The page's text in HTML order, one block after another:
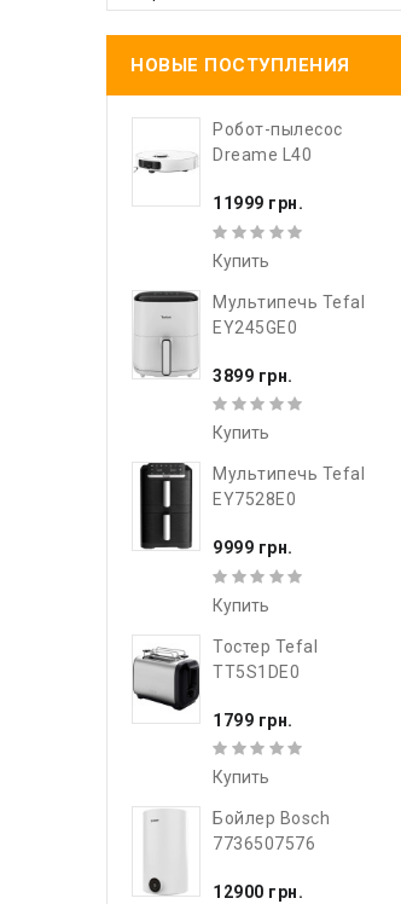
НОВЫЕ ПОСТУПЛЕНИЯ
Робот-пылесос
Dreame L40
11999 грн.
Купить
Мультипечь Tefal
EY245GE0
3899 грн.
Купить
Мультипечь Tefal
EY7528E0
9999 грн.
Купить
Тостер Tefal
TT5S1DE0
1799 грн.
Купить
Бойлер Bosch
7736507576
12900 грн.